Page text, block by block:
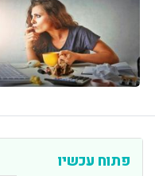
פתוח עכשיו